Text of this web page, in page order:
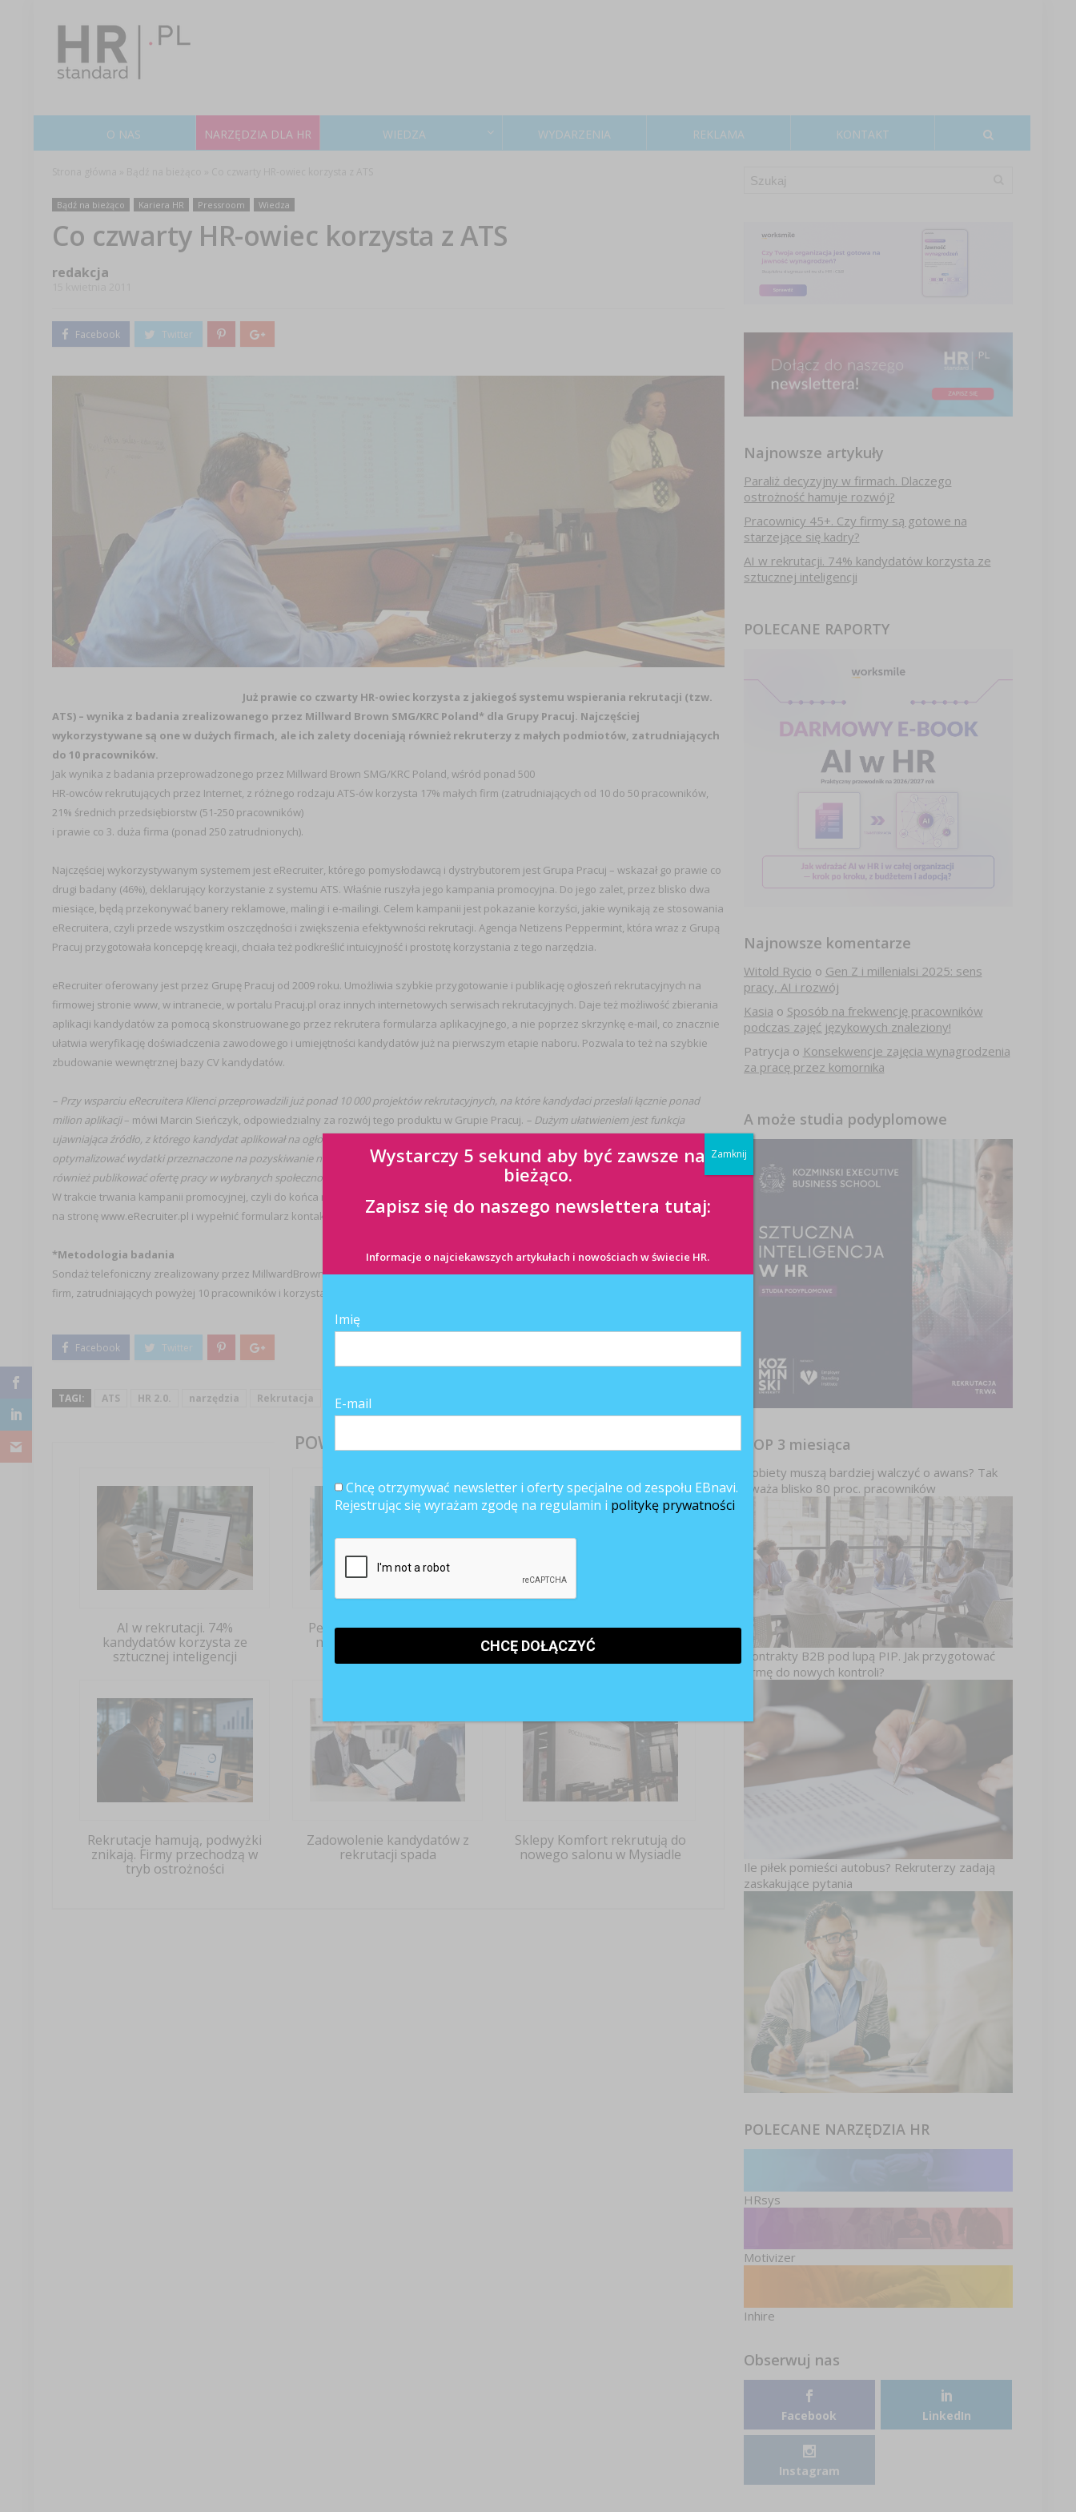
O NAS NARZĘDZIA DLA HR WIEDZA WYDARZENIA REKLAMA KONTAKT
Bądź na bieżąco Kariera HR Pressroom Wiedza
Co czwarty HR-owiec korzysta z ATS
redakcja
Już prawie co czwarty HR-owiec korzysta z jakiegoś systemu wspierania rekrutacji (tzw.
ATS) – wynika z badania zrealizowanego przez Millward Brown SMG/KRC Poland* dla Grupy Pracuj. Najczęściej
wykorzystywane są one w dużych firmach, ale ich zalety doceniają również rekruterzy z małych podmiotów, zatrudniających
do 10 pracowników.
Jak wynika z badania przeprowadzonego przez Millward Brown SMG/KRC Poland, wśród ponad 500
HR-owców rekrutujących przez Internet, z różnego rodzaju ATS-ów korzysta 17% małych firm (zatrudniających od 10 do 50 pracowników,
21% średnich przedsiębiorstw (51-250 pracowników)
i prawie co 3. duża firma (ponad 250 zatrudnionych).
Najczęściej wykorzystywanym systemem jest eRecruiter, którego pomysłodawcą i dystrybutorem jest Grupa Pracuj – wskazał go prawie co
drugi badany (46%), deklarujący korzystanie z systemu ATS. Właśnie ruszyła jego kampania promocyjna. Do jego zalet, przez blisko dwa
miesiące, będą przekonywać banery reklamowe, malingi i e-mailingi. Celem kampanii jest pokazanie korzyści, jakie wynikają ze stosowania
eRecruitera, czyli przede wszystkim oszczędności i zwiększenia efektywności rekrutacji. Agencja Netizens Peppermint, która wraz z Grupą
Pracuj przygotowała koncepcję kreacji, chciała też podkreślić intuicyjność i prostotę korzystania z tego narzędzia.
eRecruiter oferowany jest przez Grupę Pracuj od 2009 roku. Umożliwia szybkie przygotowanie i publikację ogłoszeń rekrutacyjnych na
firmowej stronie www, w intranecie, w portalu Pracuj.pl oraz innych internetowych serwisach rekrutacyjnych. Daje też możliwość zbierania
aplikacji kandydatów za pomocą skonstruowanego przez rekrutera formularza aplikacyjnego, a nie poprzez skrzynkę e-mail, co znacznie
ułatwia weryfikację doświadczenia zawodowego i umiejętności kandydatów już na pierwszym etapie naboru. Pozwala to też na szybkie
zbudowanie wewnętrznej bazy CV kandydatów.
– Przy wsparciu eRecruitera Klienci przeprowadzili już ponad 10 000 projektów rekrutacyjnych, na które kandydaci przesłali łącznie ponad
milion aplikacji– mówi Marcin Sieńczyk, odpowiedzialny za rozwój tego produktu w Grupie Pracuj. – Dużym ułatwieniem jest funkcja
ujawniająca źródło, z którego kandydat aplikował na ogłoszenie. eRecruiter wskazuje najskuteczniejsze kanały rekrutacyjne i pozwala
optymalizować wydatki przeznaczone na pozyskiwanie nowych pracowników. Od tego roku, dzięki nowej funkcjonalności, rekruter może
również publikować ofertę pracy w wybranych społecznościach (np. na Facebooku, Twitterze czy Blipie).
W trakcie trwania kampanii promocyjnej, czyli do końca maja, można przetestować eRecruitera za symboliczną złotówkę. Wystarczy wejść
na stronęwww.eRecruiter.pl i wypełnić formularz kontaktowy. Test obejmuje miesięczny dostęp do wersji eRecruiter Standard.
*Metodologia badania
Sondaż telefoniczny zrealizowany przez MillwardBrown SMG/KRC w dniach 12-25 października 2010 r. na losowo-kwotowej próbie 506
firm, zatrudniających powyżej 10 pracowników i korzystających z internetowych serwisów pracy.
TAGI: ATS HR 2.0. narzędzia Rekrutacja
POWIĄZANE ARTYKUŁY
AI w rekrutacji. 74%
kandydatów korzysta ze
sztucznej inteligencji
Pełny etat albo nic? Polska
nadal odstaje od Europy
Oczekiwania kandydatów się
zmieniły. Bezpieczeństwo
wygrywa z benefitami
Rekrutacje hamują, podwyżki
znikają. Firmy przechodzą w
tryb ostrożności
Zadowolenie kandydatów z
rekrutacji spada
Sklepy Komfort rekrutują do
nowego salonu w Mysiadle
Najnowsze artykuły
Paraliż decyzyjny w firmach. Dlaczego
ostrożność hamuje rozwój?
Pracownicy 45+. Czy firmy są gotowe na
starzejące się kadry?
AI w rekrutacji. 74% kandydatów korzysta ze
sztucznej inteligencji
POLECANE RAPORTY
Najnowsze komentarze
Witold Rycio o Gen Z i millenialsi 2025: sens
pracy, AI i rozwój
Kasia o Sposób na frekwencję pracowników
podczas zajęć językowych znaleziony!
Patrycja o Konsekwencje zajęcia wynagrodzenia
za pracę przez komornika
A może studia podyplomowe
TOP 3 miesiąca
Kobiety muszą bardziej walczyć o awans? Tak
uważa blisko 80 proc. pracowników
Kontrakty B2B pod lupą PIP. Jak przygotować
firmę do nowych kontroli?
Ile piłek pomieści autobus? Rekruterzy zadają
zaskakujące pytania
POLECANE NARZĘDZIA HR
HRsys
Motivizer
Inhire
Obserwuj nas
Facebook LinkedIn
Instagram
Wystarczy 5 sekund aby być zawsze na
bieżąco.
Zapisz się do naszego newslettera tutaj:
Informacje o najciekawszych artykułach i nowościach w świecie HR.
Imię
E-mail
Chcę otrzymywać newsletter i oferty specjalne od zespołu EBnavi.
Rejestrując się wyrażam zgodę na regulamin i politykę prywatności
Zamknij